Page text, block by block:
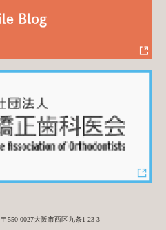
〒550-0027大阪市西区九条1-23-3